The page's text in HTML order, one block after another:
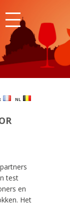
NL
test
en
Het